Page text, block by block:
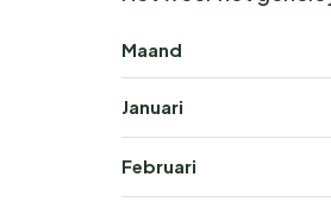
Maand
Januari
Februari